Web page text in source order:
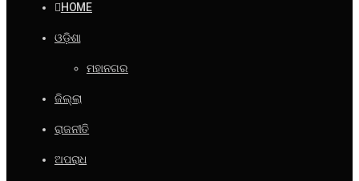
HOME
ଓଡ଼ିଶା
ମହାନଗର
ଜିଲ୍ଲା
ରାଜନୀତି
ଅପରାଧ